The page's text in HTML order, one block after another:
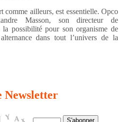
comme ailleurs, est essentielle. Opco
Masson, son directeur de
possibilité pour son organisme de
dans tout l’univers de la
Newsletter